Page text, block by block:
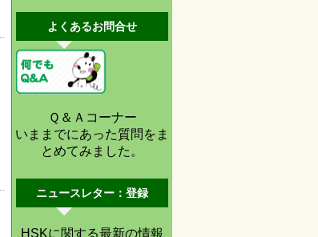
よくあるお問合せ
Ｑ＆Ａコーナー
いままでにあった質問をま
とめてみました。
ニュースレター：登録
HSKに関する最新の情報